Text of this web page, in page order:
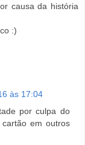
causa da história
:)
às 17:04
por culpa do
em outros